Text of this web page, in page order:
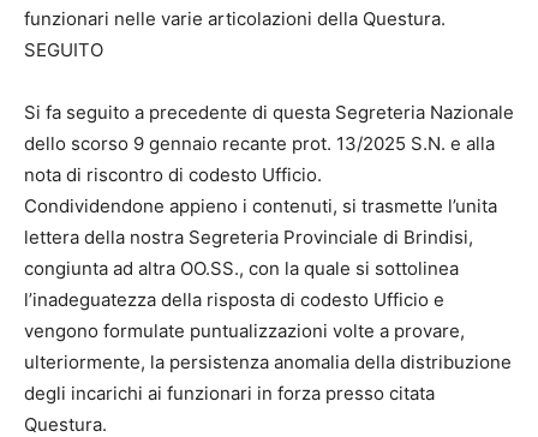
funzionari nelle varie articolazioni della Questura.
SEGUITO
Si fa seguito a precedente di questa Segreteria Nazionale
dello scorso 9 gennaio recante prot. 13/2025 S.N. e alla
nota di riscontro di codesto Ufficio.
Condividendone appieno i contenuti, si trasmette l’unita
lettera della nostra Segreteria Provinciale di Brindisi,
congiunta ad altra OO.SS., con la quale si sottolinea
l’inadeguatezza della risposta di codesto Ufficio e
vengono formulate puntualizzazioni volte a provare,
ulteriormente, la persistenza anomalia della distribuzione
degli incarichi ai funzionari in forza presso citata
Questura.